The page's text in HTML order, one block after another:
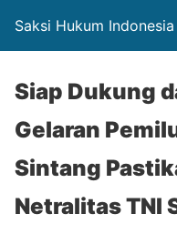
Saksi Hukum Indonesia
Siap Dukung
Gelaran
Sintang
Netralitas TNI